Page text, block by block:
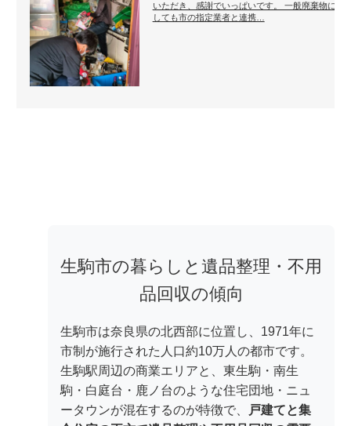
いただき、感謝でいっぱいです。 一般廃棄物に関
しても市の指定業者と連携…
生駒市の暮らしと遺品整理・不用
品回収の傾向
生駒市は奈良県の北西部に位置し、1971年に
市制が施行された人口約10万人の都市です。
生駒駅周辺の商業エリアと、東生駒・南生
駒・白庭台・鹿ノ台のような住宅団地・ニュ
ータウンが混在するのが特徴で、
戸建てと集